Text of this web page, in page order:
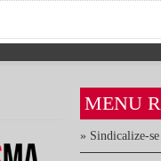
MENU
» Sindicalize-se